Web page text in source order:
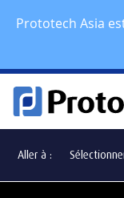
Aller à :
Prototech Asia